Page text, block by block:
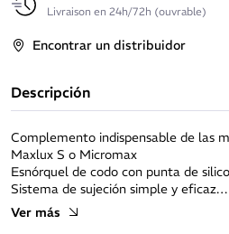
Livraison en 24h/72h (ouvrable)
Encontrar un distribuidor
Descripción
Complemento indispensable de las
Maxlux S o Micromax
Esnórquel de codo con punta de
Sistema de sujeción simple y eficaz
Ver más